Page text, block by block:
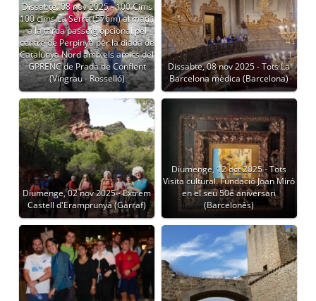
Dissabte, 08 nov 2025 - 100 Cims
100 cims La Serra (576m) al matí i
a la tarda passeig opcional pel
centre de Perpinyà per la diada de
Catalunya Nord amb els amics del
GPRENC de Prada de Conflent
(Vingrau - Rosselló)
Dissabte, 08 nov 2025 - Tots La
Barcelona mèdica (Barcelona)
Diumenge, 02 nov 2025 - Extrem
Castell d'Eramprunyà (Garraf)
Diumenge, 12 oct 2025 - Tots
Visita cultural. Fundació Joan Miró
en el seu 50é aniversari
(Barcelonès)